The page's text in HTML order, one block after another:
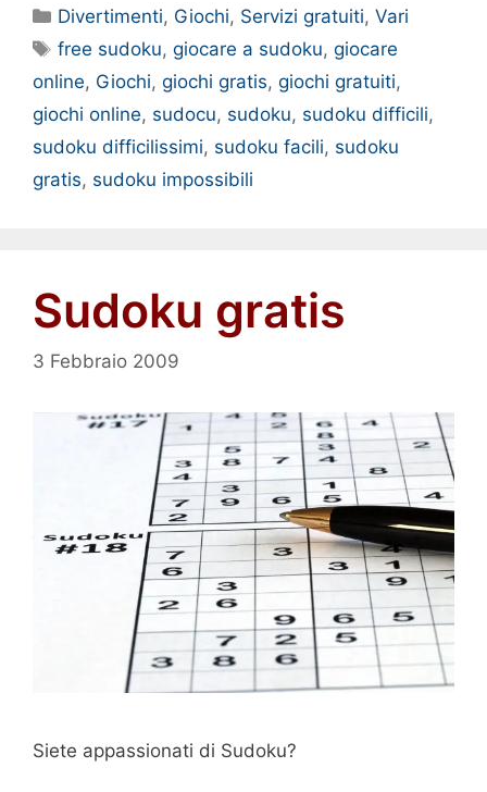
Categorie
Divertimenti, Giochi, Servizi gratuiti,Vari
Tag
free sudoku,giocare a sudoku,giocare
online, Giochi, giochi gratis, giochi gratuiti,
giochi online, sudocu, sudoku, sudoku difficili,
sudoku difficilissimi, sudoku facili, sudoku
gratis, sudoku impossibili
Sudoku gratis
3 Febbraio 2009
Siete appassionati di Sudoku?